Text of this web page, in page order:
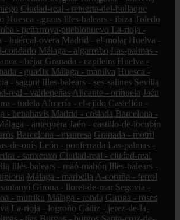
Ciudad-real - retuerta-del-bullaque
Huesca - graus Illes-balears - ibiza Toledo
- peñarroya-pueblonuevo La-rioja -
- huércal-overa Madrid - el-molar Huelva -
condado Málaga - algarrobo Las-palmas -
- béjar Granada - capileira Huelva -
- guadix Málaga - manilva Huesca -
- sagunt Illes-balears - ses-salines Sevilla
real - valdepeñas Alicante - orihuela Jaén
- tudela Almería - el-ejido Castellón -
- benahavís Madrid - coslada Barcelona -
- antequera Jaén - castillo-de-locubín
Barcelona - manresa Granada - motril
de-onís León - ponferrada Las-palmas -
- sanxenxo Ciudad-real - ciudad-real
Illes-balears - maó-mahón Illes-balears -
Málaga - marbella A-coruña - ferrol
Girona - lloret-de-mar Segovia -
- mutriku Málaga - ronda Girona - roses
La-rioja - logroño Cádiz - jerez-de-la-